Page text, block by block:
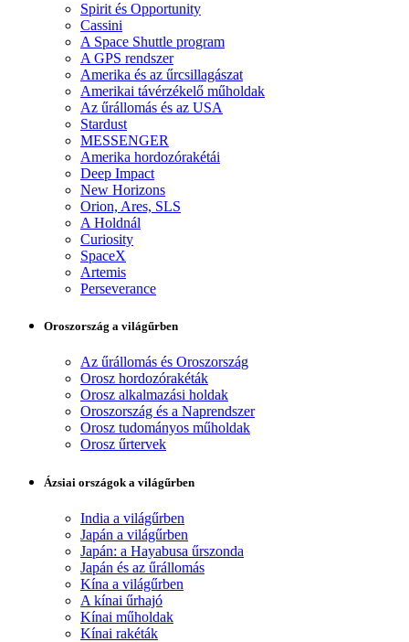
Spirit és Opportunity
Cassini
A Space Shuttle program
A GPS rendszer
Amerika és az űrcsillagászat
Amerikai távérzékelő műholdak
Az űrállomás és az USA
Stardust
MESSENGER
Amerika hordozórakétái
Deep Impact
New Horizons
Orion, Ares, SLS
A Holdnál
Curiosity
SpaceX
Artemis
Perseverance
Oroszország a világűrben
Az űrállomás és Oroszország
Orosz hordozórakéták
Orosz alkalmazási holdak
Oroszország és a Naprendszer
Orosz tudományos műholdak
Orosz űrtervek
Ázsiai országok a világűrben
India a világűrben
Japán a világűrben
Japán: a Hayabusa űrszonda
Japán és az űrállomás
Kína a világűrben
A kínai űrhajó
Kínai műholdak
Kínai rakéták